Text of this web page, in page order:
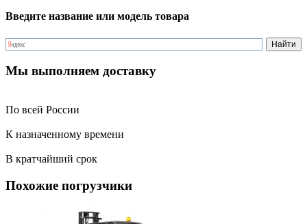
Введите название или модель товара
Мы выполняем доставку
По всей России
К назначенному времени
В кратчайший срок
Похожие погрузчики